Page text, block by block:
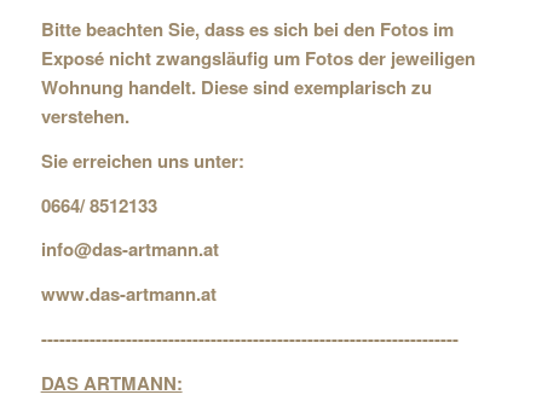
Bitte beachten Sie, dass es sich bei den Fotos im
Exposé nicht zwangsläufig um Fotos der jeweiligen
Wohnung handelt. Diese sind exemplarisch zu
verstehen.
Sie erreichen uns unter:
0664/ 8512133
info@das-artmann.at
www.das-artmann.at
---------------------------------------------------------------------
DAS ARTMANN: